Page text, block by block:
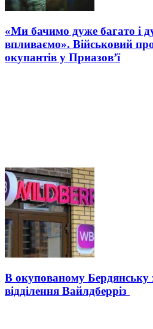
«Ми бачимо дуже багато і
впливаємо». Військовий
окупантів у Приазов’ї
В окупованому Бердянську
відділення Вайлдберріз